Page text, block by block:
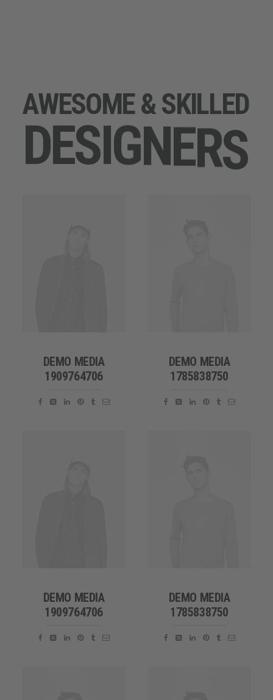
AWESOME &SKILLED
DESIGNERS
DEMO MEDIA
1909764706
DEMO MEDIA
1785838750
DEMO MEDIA
1909764706
DEMO MEDIA
1785838750